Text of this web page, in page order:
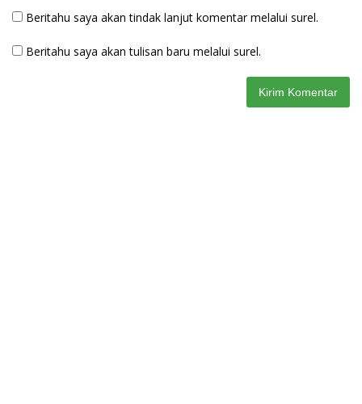
Beritahu saya akan tindak lanjut komentar melalui surel.
Beritahu saya akan tulisan baru melalui surel.